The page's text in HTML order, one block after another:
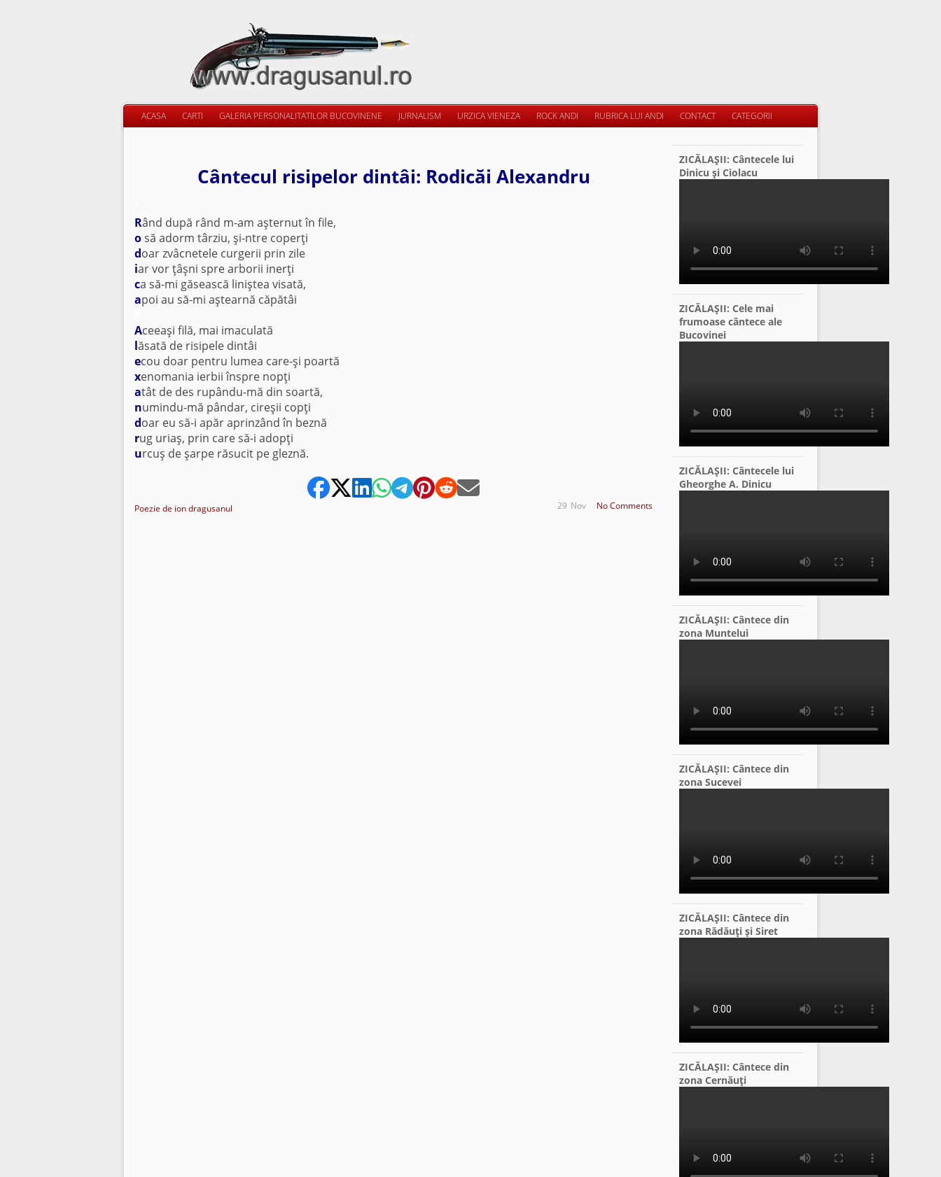
ACASA CARTI GALERIA PERSONALITATILOR BUCOVINENE JURNALISM URZICA VIENEZA ROCK ANDI RUBRICA LUI ANDI CONTACT CATEGORII
Cântecul risipelor dintâi: Rodicăi Alexandru
Rând după rând m-am aşternut în file,
osă adorm târziu, şi-ntre coperţi
doar zvâcnetele curgerii prin zile
iar vor ţâşni spre arborii inerţi
ca să-mi găsească liniştea visată,
apoi au să-mi aştearnă căpătâi
Aceeaşi filă, mai imaculată
lăsată de risipele dintâi
ecou doar pentru lumea care-şi poartă
xenomania ierbii înspre nopţi
atât de des rupându-mă din soartă,
numindu-mă pândar, cireşii copţi
doar eu să-i apăr aprinzând în beznă
rug uriaş, prin care să-i adopţi
urcuş de şarpe răsucit pe gleznă.
Poezie de ion dragusanul No Comments
Nov
29
ZICĂLAŞII: Cântecele lui
Dinicu şi Ciolacu
ZICĂLAŞII: Cele mai
frumoase cântece ale
Bucovinei
ZICĂLAŞII: Cântecele lui
Gheorghe A. Dinicu
ZICĂLAŞII: Cântece din
zona Muntelui
ZICĂLAŞII: Cântece din
zona Sucevei
ZICĂLAŞII: Cântece din
zona Rădăuţi şi Siret
ZICĂLAŞII: Cântece din
zona Cernăuţi